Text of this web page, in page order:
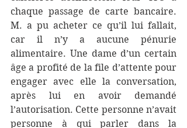
chaque passage de carte bancaire.
M. a pu acheter ce qu’il lui fallait,
car il n’y a aucune pénurie
alimentaire. Une dame d’un certain
âge a profité de la file d’attente pour
engager avec elle la conversation,
après lui en avoir demandé
l’autorisation. Cette personne n’avait
personne à qui parler dans la